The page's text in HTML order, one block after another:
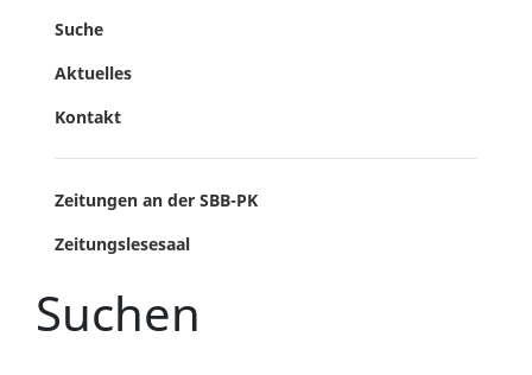
Suche
Aktuelles
Kontakt
Zeitungen an der SBB-PK
Zeitungslesesaal
Suchen